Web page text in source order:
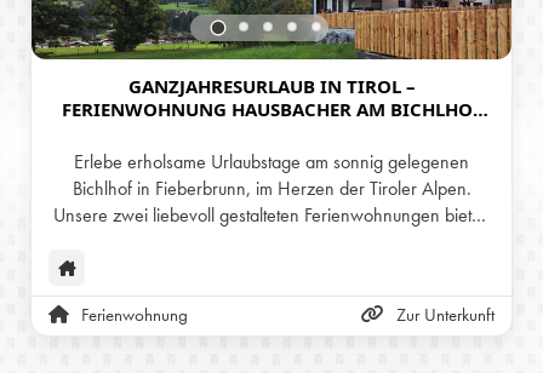
GANZJAHRESURLAUB IN TIROL –
FERIENWOHNUNG HAUSBACHER AM BICHLHOF
Erlebe erholsame Urlaubstage am sonnig gelegenen
Bichlhof in Fieberbrunn, im Herzen der Tiroler Alpen.
Unsere zwei liebevoll gestalteten Ferienwohnungen bieten
Sommer zum Wandern und Radfahren, im Winter zum
Skifahren, oder im Frühling und Herbst für ruhige Tage
inmitten der Natur. Genieße herzliche Gastfreundschaft,
Ferienwohnung Zur Unterkunft